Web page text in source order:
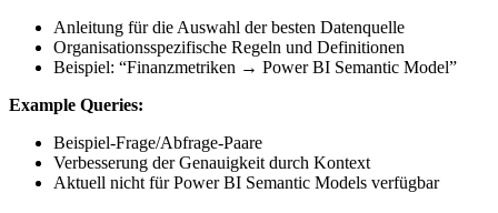
Anleitung für die Auswahl der besten Datenquelle
Organisationsspezifische Regeln und Definitionen
Beispiel: “Finanzmetriken → Power BI Semantic Model”
Example Queries:
Beispiel-Frage/Abfrage-Paare
Verbesserung der Genauigkeit durch Kontext
Aktuell nicht für Power BI Semantic Models verfügbar